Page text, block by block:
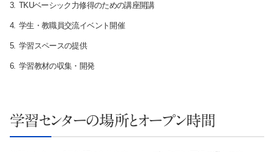
TKUベーシック力修得のための講座開講
学生・教職員交流イベント開催
学習スペースの提供
学習教材の収集・開発
学習センターの場所とオープン時間